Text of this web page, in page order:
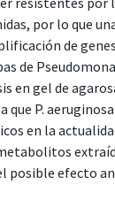
por lo que
de
de
en gel de
que P.
en la
posible efecto